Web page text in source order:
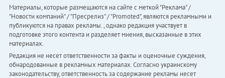
Материалы, которые размещаются на сайте с меткой "Реклама" /
"Новости компаний" / "Пресрелиз" / "Promoted", являются рекламными и
публикуются на правах рекламы. , однако редакция участвует в
подготовке этого контента и разделяет мнения, высказанные в этих
материалах.
Редакция не несет ответственности за факты и оценочные суждения,
обнародованные в рекламных материалах. Согласно украинскому
законодательству, ответственность за содержание рекламы несет